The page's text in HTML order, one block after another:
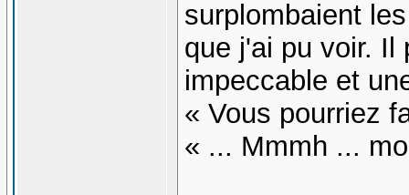
surplombaient
que j'ai pu voir. Il
impeccable et
« Vous pourriez
« ... Mmmh ...